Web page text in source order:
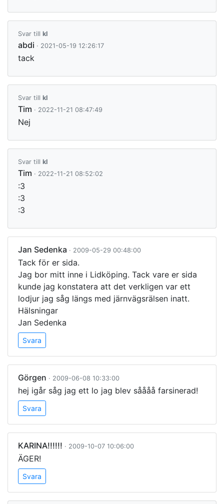
Svar till kl
abdi · 2021-05-19 12:26:17
tack
Svar till kl
Tim · 2022-11-21 08:47:49
Nej
Svar till kl
Tim · 2022-11-21 08:52:02
:3
:3
:3
Jan Sedenka · 2009-05-29 00:48:00
Tack för er sida.
Jag bor mitt inne i Lidköping. Tack vare er sida
kunde jag konstatera att det verkligen var ett
lodjur jag såg längs med järnvägsrälsen inatt.
Hälsningar
Jan Sedenka
Svara
Görgen · 2009-06-08 10:33:00
hej igår såg jag ett lo jag blev såååå farsinerad!
Svara
KARINA!!!!!! · 2009-10-07 10:06:00
ÄGER!
Svara